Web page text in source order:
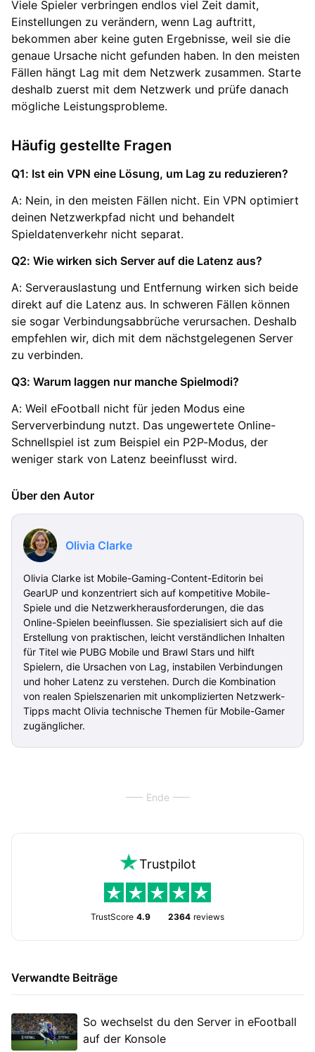
Viele Spieler verbringen endlos viel Zeit damit,
Einstellungen zu verändern, wenn Lag auftritt,
bekommen aber keine guten Ergebnisse, weil sie die
genaue Ursache nicht gefunden haben. In den meisten
Fällen hängt Lag mit dem Netzwerk zusammen. Starte
deshalb zuerst mit dem Netzwerk und prüfe danach
mögliche Leistungsprobleme.
Häufig gestellte Fragen
Q1: Ist ein VPN eine Lösung, um Lag zu reduzieren?
A: Nein, in den meisten Fällen nicht. Ein VPN optimiert
deinen Netzwerkpfad nicht und behandelt
Spieldatenverkehr nicht separat.
Q2: Wie wirken sich Server auf die Latenz aus?
A: Serverauslastung und Entfernung wirken sich beide
direkt auf die Latenz aus. In schweren Fällen können
sie sogar Verbindungsabbrüche verursachen. Deshalb
empfehlen wir, dich mit dem nächstgelegenen Server
zu verbinden.
Q3: Warum laggen nur manche Spielmodi?
A: Weil eFootball nicht für jeden Modus eine
Serververbindung nutzt. Das ungewertete Online-
Schnellspiel ist zum Beispiel ein P2P-Modus, der
weniger stark von Latenz beeinflusst wird.
Über den Autor
Olivia Clarke
Olivia Clarke ist Mobile-Gaming-Content-Editorin bei
GearUP und konzentriert sich auf kompetitive Mobile-
Spiele und die Netzwerkherausforderungen, die das
Online-Spielen beeinflussen. Sie spezialisiert sich auf die
Erstellung von praktischen, leicht verständlichen Inhalten
für Titel wie PUBG Mobile und Brawl Stars und hilft
Spielern, die Ursachen von Lag, instabilen Verbindungen
und hoher Latenz zu verstehen. Durch die Kombination
von realen Spielszenarien mit unkomplizierten Netzwerk-
Tipps macht Olivia technische Themen für Mobile-Gamer
zugänglicher.
Ende
Trustpilot
TrustScore 4.9 2364 reviews
Verwandte Beiträge
So wechselst du den Server in eFootball
auf der Konsole